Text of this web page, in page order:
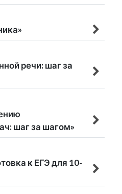
речи: шаг за
шаг за шагом»
к ЕГЭ для 10-